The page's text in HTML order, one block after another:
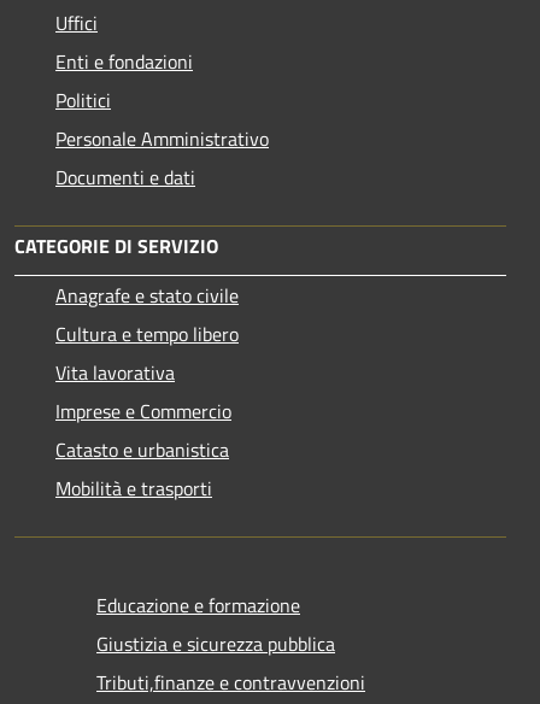
Uffici
Enti e fondazioni
Politici
Personale Amministrativo
Documenti e dati
CATEGORIE DI SERVIZIO
Anagrafe e stato civile
Cultura e tempo libero
Vita lavorativa
Imprese e Commercio
Catasto e urbanistica
Mobilità e trasporti
Educazione e formazione
Giustizia e sicurezza pubblica
Tributi,finanze e contravvenzioni